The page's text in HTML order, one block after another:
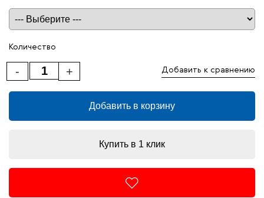
Таблица размеров
Количество
+
- Добавить к сравнению
Добавить в корзину
Купить в 1 клик